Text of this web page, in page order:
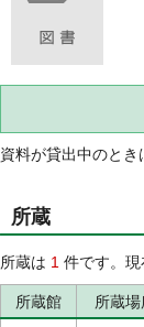
資料が貸出中のとき
所蔵
所蔵は 1 件です。
所蔵館 所蔵場